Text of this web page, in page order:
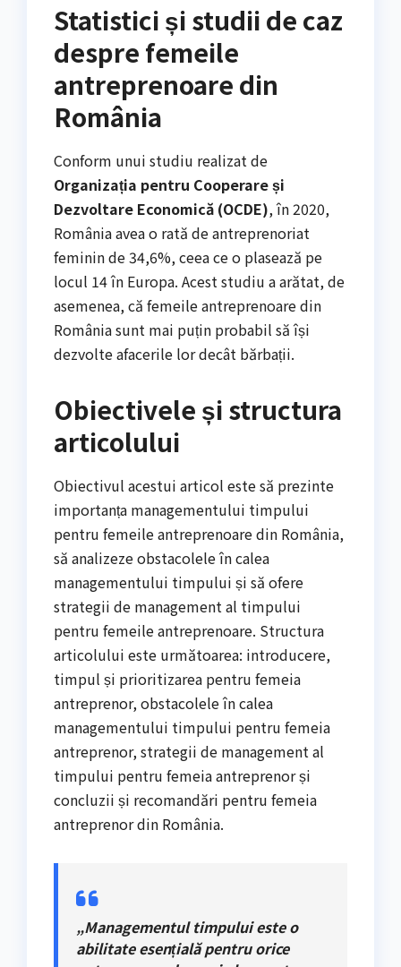
Statistici și studii de caz
despre femeile
antreprenoare din
România
Conform unui studiu realizat de
Organizația pentru Cooperare și
Dezvoltare Economică (OCDE), în 2020,
România avea o rată de antreprenoriat
feminin de 34,6%, ceea ce o plasează pe
locul 14 în Europa. Acest studiu a arătat, de
asemenea, că femeile antreprenoare din
România sunt mai puțin probabil să își
dezvolte afacerile lor decât bărbații.
Obiectivele și structura
articolului
Obiectivul acestui articol este să prezinte
importanța managementului timpului
pentru femeile antreprenoare din România,
să analizeze obstacolele în calea
managementului timpului și să ofere
strategii de management al timpului
pentru femeile antreprenoare. Structura
articolului este următoarea: introducere,
timpul și prioritizarea pentru femeia
antreprenor, obstacolele în calea
managementului timpului pentru femeia
antreprenor, strategii de management al
timpului pentru femeia antreprenor și
concluzii și recomandări pentru femeia
antreprenor din România.
„Managementul timpului este o
abilitate esențială pentru orice